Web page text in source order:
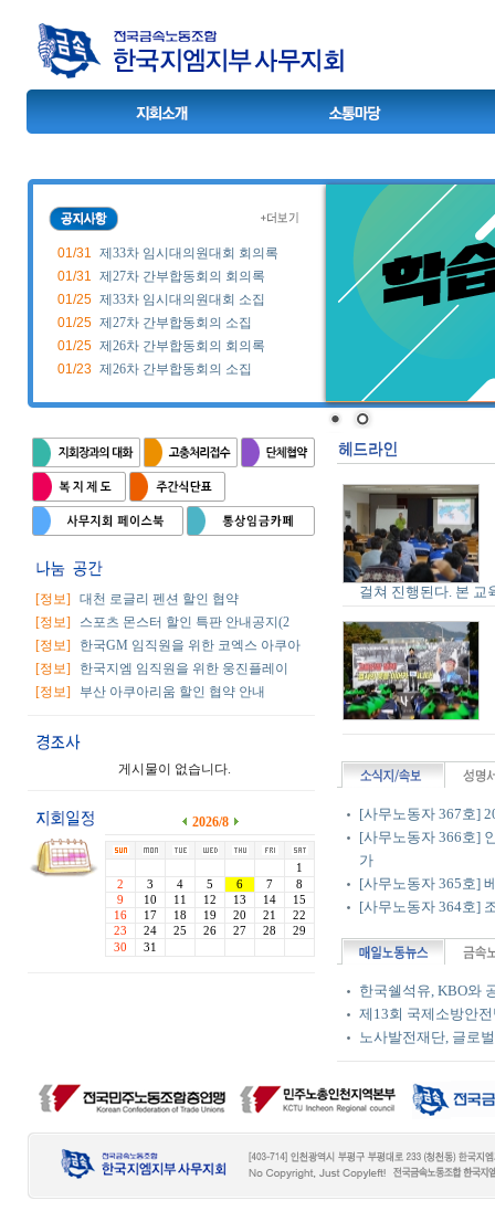
01/31 제33차 임시대의원대회 회의록
01/31 제27차 간부합동회의 회의록
01/25 제33차 임시대의원대회 소집
01/25 제27차 간부합동회의 소집
01/25 제26차 간부합동회의 회의록
01/23 제26차 간부합동회의 소집
[정보]
대천 로글리 펜션 할인 협약
[정보]
스포츠 몬스터 할인 특판 안내공지(2
[정보]
한국GM 임직원을 위한 코엑스 아쿠아
[정보]
한국지엠 임직원을 위한 웅진플레이
[정보]
부산 아쿠아리움 할인 협약 안내
게시물이 없습니다.
2026/8
1
2
3 4 5 6 7
8
9
10 11 12 13 14
15
16
17 18 19 20 21
22
23
24 25 26 27 28
29
30
31
걸쳐 진행된다. 본 교
[사무노동자 367호]
[사무노동자 366호]
가
[사무노동자 365호]
[사무노동자 364호]
한국쉘석유, KBO와
제13회 국제소방안
노사발전재단, 글로